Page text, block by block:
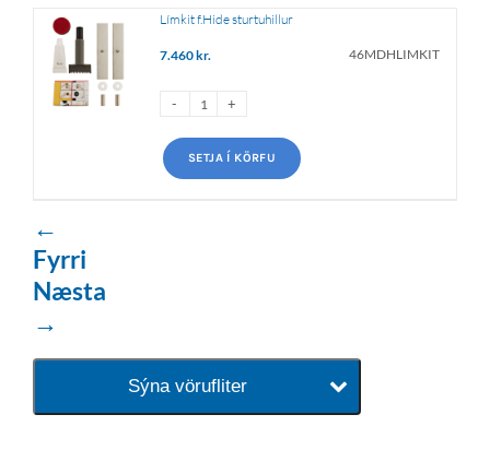
Límkit f.Hide sturtuhillur
7.460kr. 46MDHLIMKIT
SETJA Í KÖRFU
←
Fyrri
Næsta
→
Sýna vörufliter